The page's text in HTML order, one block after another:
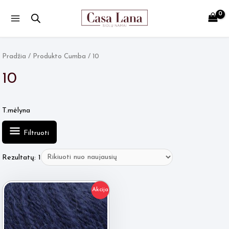
Pradžia / Produkto Cumba / 10
10
T.mėlyna
Filtruoti
Rezultatų: 1
Akcija